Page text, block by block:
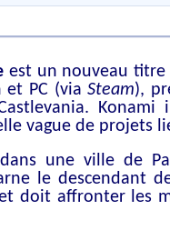
est un nouveau titre
et PC (viaSteam),
Konami
vague de projets
une ville de
le descendant
doit affronter les